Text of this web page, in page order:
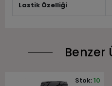
Lastik Özelliği
Benzer
Stok:10